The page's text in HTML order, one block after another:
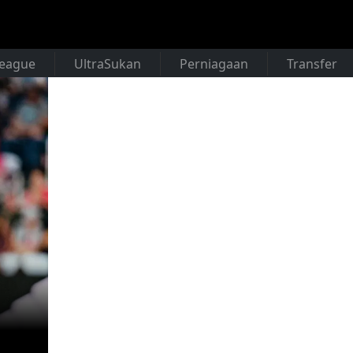
UltraSukan Perniagaan Transfer